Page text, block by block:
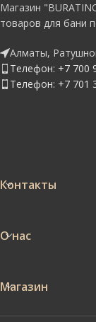
Магазин
товаров для бани
Алматы,
Телефон: +7 700
Телефон: +7 701
Контакты
О нас
Магазин